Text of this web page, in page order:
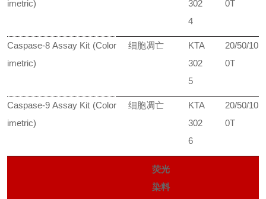
imetric)
302
4
0T
Caspase-8 Assay Kit (Color
imetric)
细胞凋亡
KTA
302
5
20/50/10
0T
Caspase-9 Assay Kit (Color
imetric)
细胞凋亡
KTA
302
6
20/50/10
0T
荧光
染料